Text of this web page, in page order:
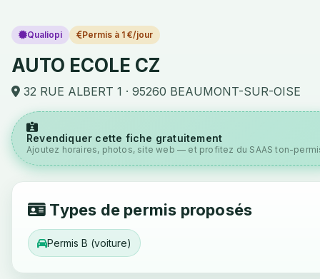
Qualiopi Permis à 1 €/jour
AUTO ECOLE CZ
32 RUE ALBERT 1 · 95260 BEAUMONT-SUR-OISE
Revendiquer cette fiche gratuitement
Ajoutez horaires, photos, site web — et profitez du SAAS ton-
Types de permis proposés
Permis B (voiture)